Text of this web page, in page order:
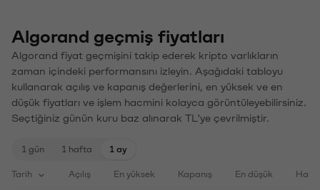
Algorand geçmiş fiyatları
Algorand fiyat geçmişini takip ederek kripto varlıkların
zaman içindeki performansını izleyin. Aşağıdaki tabloyu
kullanarak açılış ve kapanış değerlerini, en yüksek ve en
düşük fiyatları ve işlem hacmini kolayca görüntüleyebilirsiniz.
Seçtiğiniz günün kuru baz alınarak TL'ye çevrilmiştir.
1 gün 1 hafta 1 ay
Tarih Açılış En yüksek Kapanış En düşük